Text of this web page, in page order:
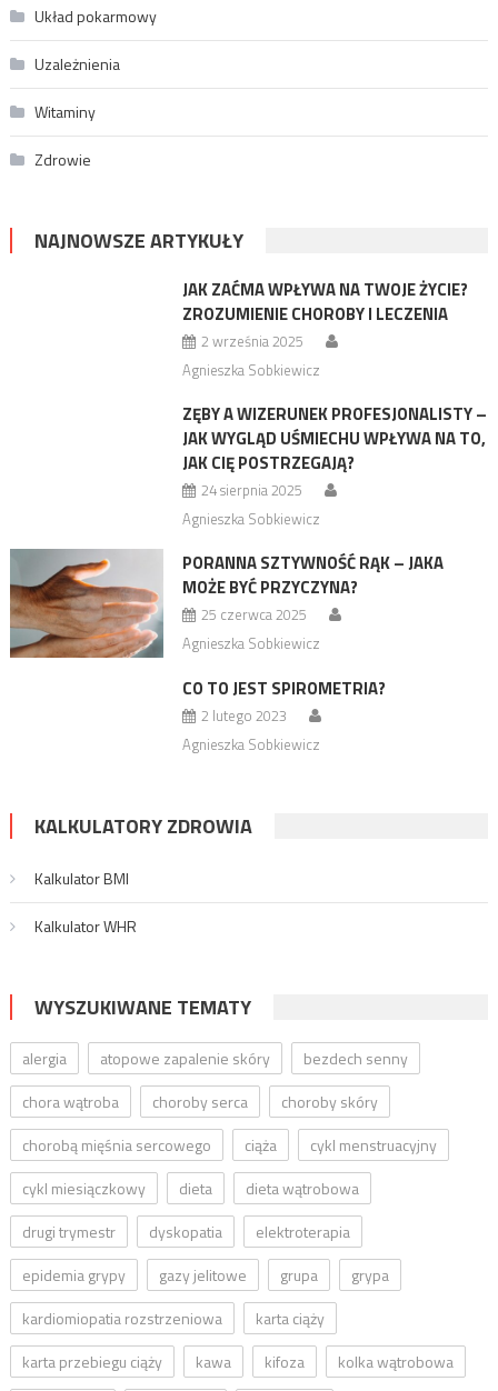
Układ pokarmowy
Uzależnienia
Witaminy
Zdrowie
NAJNOWSZE ARTYKUŁY
JAK ZAĆMA WPŁYWA NA TWOJE ŻYCIE?
ZROZUMIENIE CHOROBY I LECZENIA
2 września 2025
Agnieszka Sobkiewicz
ZĘBY A WIZERUNEK PROFESJONALISTY –
JAK WYGLĄD UŚMIECHU WPŁYWA NA TO,
JAK CIĘ POSTRZEGAJĄ?
24 sierpnia 2025
Agnieszka Sobkiewicz
PORANNA SZTYWNOŚĆ RĄK – JAKA
MOŻE BYĆ PRZYCZYNA?
25 czerwca 2025
Agnieszka Sobkiewicz
CO TO JEST SPIROMETRIA?
2 lutego 2023
Agnieszka Sobkiewicz
KALKULATORY ZDROWIA
Kalkulator BMI
Kalkulator WHR
WYSZUKIWANE TEMATY
alergia atopowe zapalenie skóry
bezdech senny
chora wątroba
choroby serca
choroby skóry
chorobą mięśnia sercowego
ciąża
cykl menstruacyjny
cykl miesiączkowy
dieta
dieta wątrobowa
drugi trymestr
dyskopatia
elektroterapia
epidemia grypy
gazy jelitowe grupa
grypa
kardiomiopatia rozstrzeniowa
karta ciąży
karta przebiegu ciąży
kawa kifoza
kolka wątrobowa